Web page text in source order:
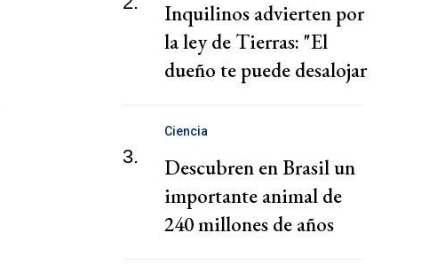
Inquilinos advierten por
la ley de Tierras: "El
dueño te puede desalojar
3.
Ciencia
Descubren en Brasil un
importante animal de
240 millones de años